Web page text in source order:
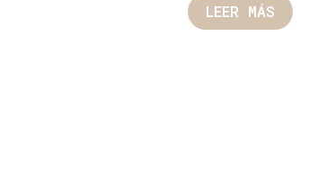
LEER MÁS